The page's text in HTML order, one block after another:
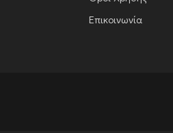
Επικοινωνία